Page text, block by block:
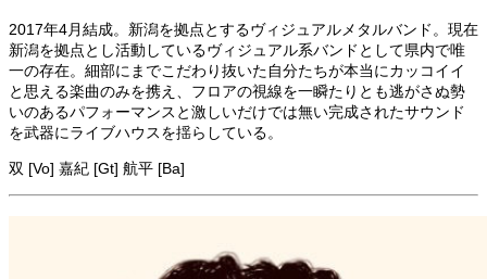
2017年4月結成。新潟を拠点とするヴィジュアルメタルバンド。現在
新潟を拠点とし活動しているヴィジュアル系バンドとして県内で唯
一の存在。細部にまでこだわり抜いた自分たちが本当にカッコイイ
と思える楽曲のみを携え、フロアの視線を一瞬たりとも逃がさぬ勢
いのあるパフォーマンスと激しいだけでは無い完成されたサウンド
を武器にライブハウスを揺らしている。
双 [Vo] 嘉紀 [Gt] 航平 [Ba]